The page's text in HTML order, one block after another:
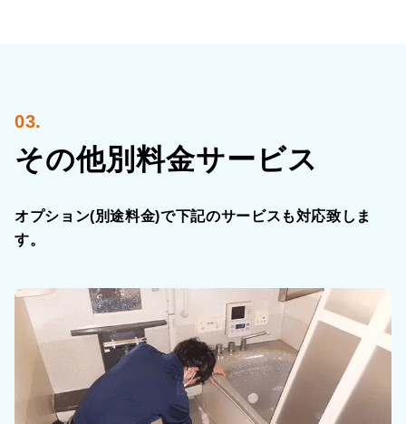
03.
その他別料金サービス
オプション(別途料金)で下記のサービスも対応致しま
す。